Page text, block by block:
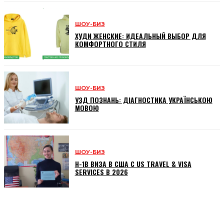
ШОУ-БИЗ
ХУДИ ЖЕНСКИЕ: ИДЕАЛЬНЫЙ ВЫБОР ДЛЯ
КОМФОРТНОГО СТИЛЯ
ШОУ-БИЗ
УЗД ПОЗНАНЬ: ДІАГНОСТИКА УКРАЇНСЬКОЮ
МОВОЮ
ШОУ-БИЗ
H-1B ВИЗА В США С US TRAVEL & VISA
SERVICES В 2026